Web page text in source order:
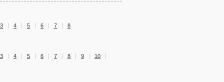
3 4 5 6 7 8
3 4 5 6 7 8 9 10